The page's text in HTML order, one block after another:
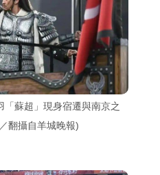
「蘇超」現身宿遷與南京之
翻攝自羊城晚報)